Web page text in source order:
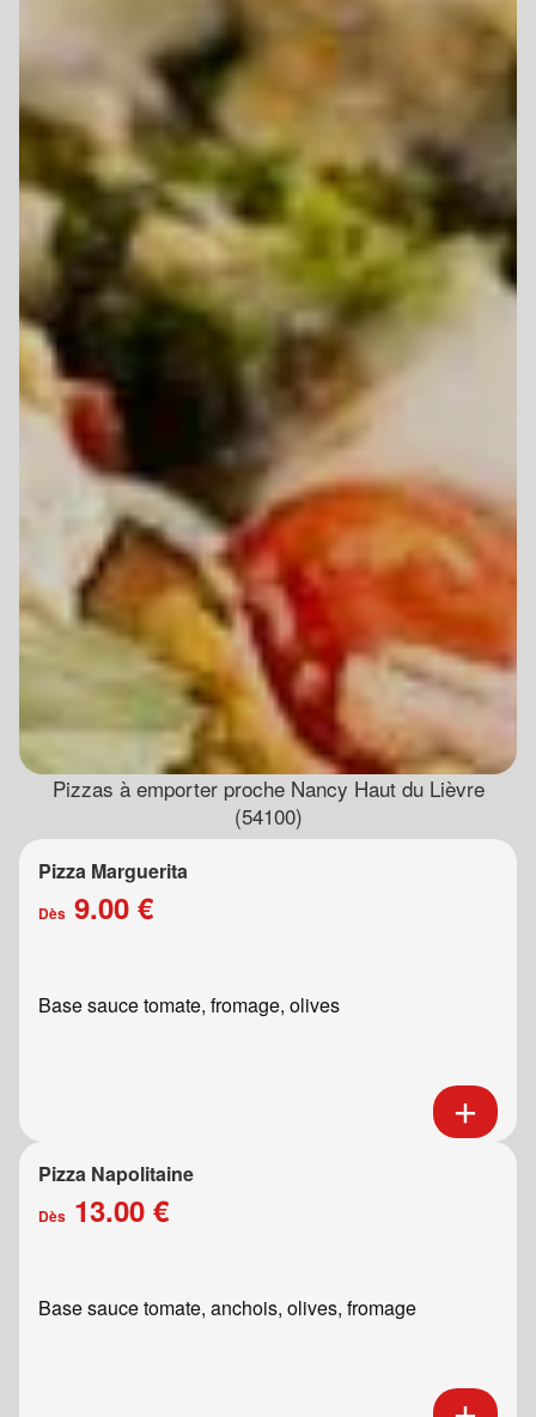
Pizzas à emporter proche Nancy Haut du Lièvre
(54100)
Pizza Marguerita
Dès 9.00 €
Base sauce tomate, fromage, olives
Pizza Napolitaine
Dès 13.00 €
Base sauce tomate, anchois, olives, fromage